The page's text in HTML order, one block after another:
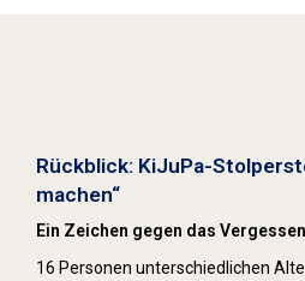
Rückblick: KiJuPa-
machen“
Ein Zeichen gegen das Vergessen
16 Personen unterschiedlichen